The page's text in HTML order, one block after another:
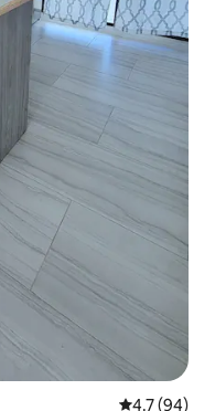
Calificación
4.7 (94)